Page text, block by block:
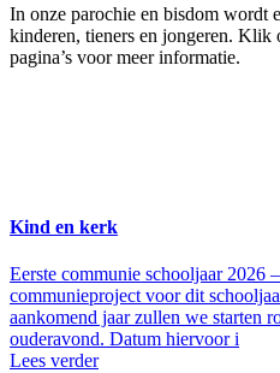
In onze parochie en bisdom wordt
kinderen, tieners en jongeren. Klik
pagina’s voor meer informatie.
Kind en kerk
Eerste communie schooljaar 2026
communieproject voor dit
aankomend jaar zullen we starten
ouderavond. Datum hiervoor i
Lees verder